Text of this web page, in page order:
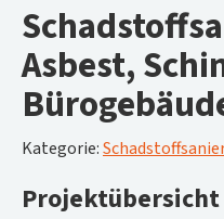
Asbest,
Kategorie:
Projektübersicht